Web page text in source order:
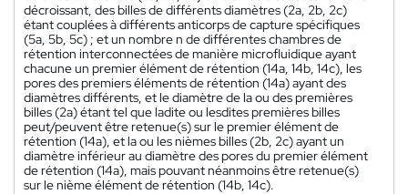
décroissant, des billes de différents diamètres (2a, 2b, 2c)
étant couplées à différents anticorps de capture spécifiques
(5a, 5b, 5c) ; et un nombre n de différentes chambres de
rétention interconnectées de manière microfluidique ayant
chacune un premier élément de rétention (14a, 14b, 14c), les
pores des premiers éléments de rétention (14a) ayant des
diamètres différents, et le diamètre de la ou des premières
billes (2a) étant tel que ladite ou lesdites premières billes
peut/peuvent être retenue(s) sur le premier élément de
rétention (14a), et la ou les nièmes billes (2b, 2c) ayant un
diamètre inférieur au diamètre des pores du premier élément
de rétention (14a), mais pouvant néanmoins être retenue(s)
sur le nième élément de rétention (14b, 14c).